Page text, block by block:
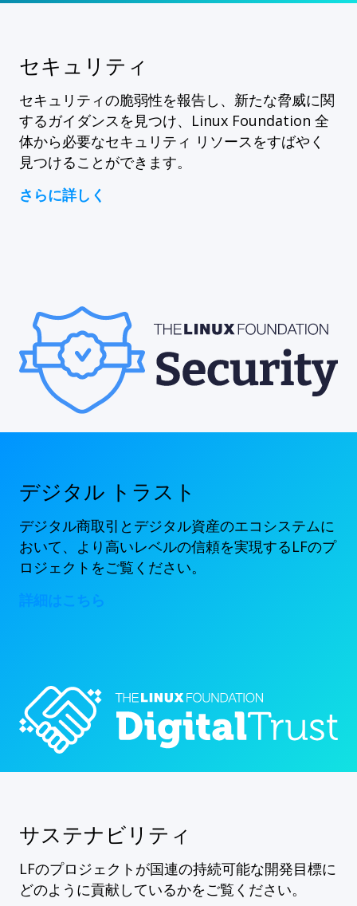
セキュリティ
セキュリティの脆弱性を報告し、新たな脅威に関
するガイダンスを見つけ、Linux Foundation 全
体から必要なセキュリティ リソースをすばやく
見つけることができます。
さらに詳しく
デジタル トラスト
デジタル商取引とデジタル資産のエコシステムに
おいて、より高いレベルの信頼を実現するLFのプ
ロジェクトをご覧ください。
詳細はこちら
サステナビリティ
LFのプロジェクトが国連の持続可能な開発目標に
どのように貢献しているかをご覧ください。